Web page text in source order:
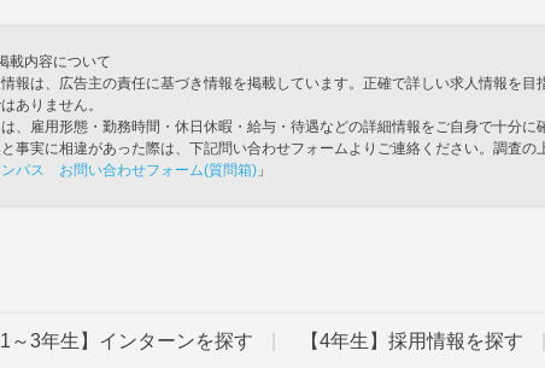
載内容について
報は、広告主の責任に基づき情報を掲載しています。正確で詳しい求人情報を
ありません。
、雇用形態・勤務時間・休日休暇・給与・待遇などの詳細情報をご自身で十分に
事実に相違があった際は、下記問い合わせフォームよりご連絡ください。調査の
ンパス お問い合わせフォーム(質問箱) 」
1～3年生】インターンを探す 【4年生】採用情報を探す